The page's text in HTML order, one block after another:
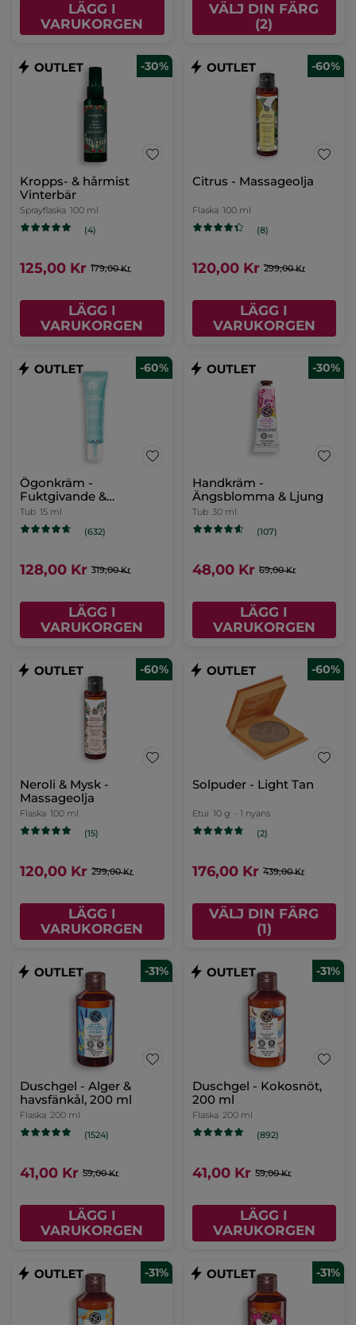
LÄGG I
VARUKORGEN
VÄLJ DIN FÄRG
(2)
-30%
Kropps- & hårmist
Vinterbär
Sprayflaska 100 ml
(4)
125,00 Kr 179,00 Kr
LÄGG I
VARUKORGEN
-60%
Citrus - Massageolja
Flaska 100 ml
(8)
120,00 Kr 299,00 Kr
LÄGG I
VARUKORGEN
-60%
Ögonkräm -
Fuktgivande &
Uppfriskande
Tub 15 ml
(632)
128,00 Kr 319,00 Kr
LÄGG I
VARUKORGEN
-30%
Handkräm -
Ängsblomma & Ljung
Tub 30 ml
(107)
48,00 Kr 69,00 Kr
LÄGG I
VARUKORGEN
-60%
Neroli & Mysk -
Massageolja
Flaska 100 ml
(15)
120,00 Kr 299,00 Kr
LÄGG I
VARUKORGEN
-60%
Solpuder - Light Tan
Etui 10 g - 1 nyans
(2)
176,00 Kr 439,00 Kr
VÄLJ DIN FÄRG
(1)
-31%
Duschgel - Alger &
havsfänkål, 200 ml
Flaska 200 ml
(1524)
41,00 Kr 59,00 Kr
LÄGG I
VARUKORGEN
-31%
Duschgel - Kokosnöt,
200 ml
Flaska 200 ml
(892)
41,00 Kr 59,00 Kr
LÄGG I
VARUKORGEN
-31% -31%